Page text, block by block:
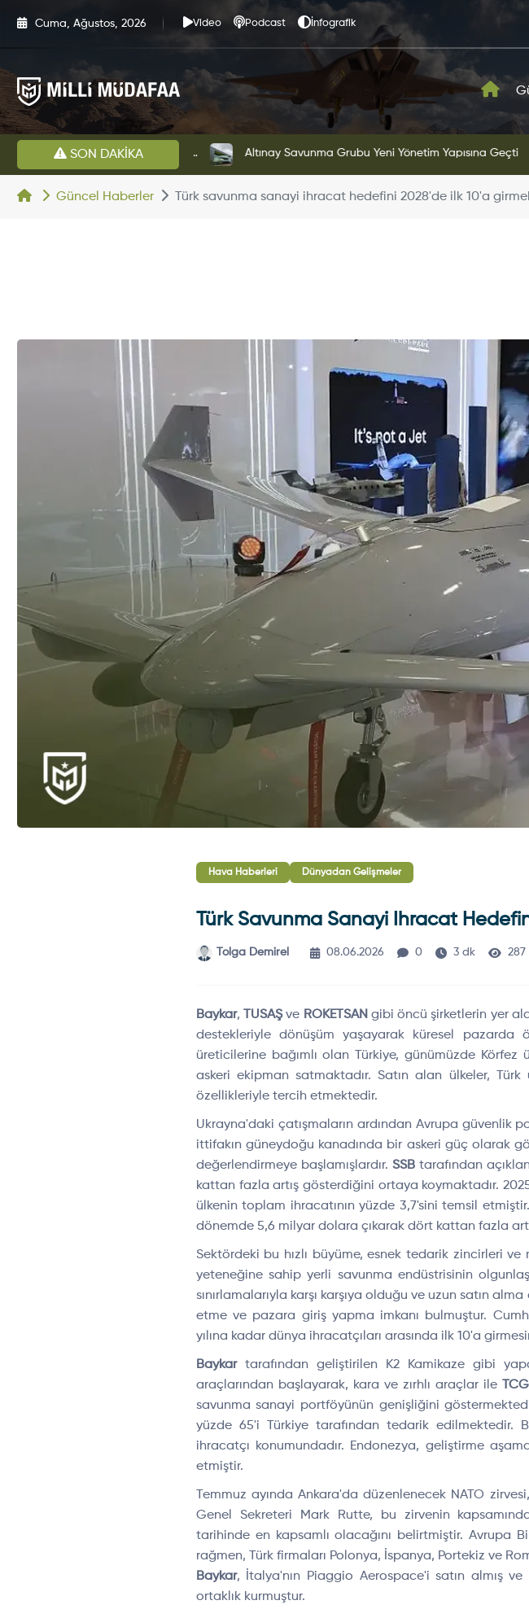
Cuma, Ağustos, 2026 Video Podcast İnfografik
SON DAKİKA Altınay Savunma Grubu Yeni Yönetim Yapısına Geçti
Güncel Haberler Türk savunma sanayi ihracat hedefini 2028'de ilk 10'a
Hava Haberleri Dünyadan Gelişmeler
Türk Savunma Sanayi Ihracat
Tolga Demirel 08.06.2026 0 3 dk 287
Baykar, TUSAŞve ROKETSANgibi öncü şirketlerin yer
destekleriyle dönüşüm yaşayarak küresel
üreticilerine bağımlı olan Türkiye, günümüzde
askeri ekipman satmaktadır. Satın alan ülkeler,
özellikleriyle tercih etmektedir.
Ukrayna'daki çatışmaların ardından Avrupa güvenlik
ittifakın güneydoğu kanadında bir askeri güç olarak
değerlendirmeye başlamışlardır. SSBtarafından
kattan fazla artış gösterdiğini ortaya koymaktadır.
ülkenin toplam ihracatının yüzde 3,7'sini temsil
dönemde 5,6 milyar dolara çıkarak dört kattan fazla
Sektördeki bu hızlı büyüme, esnek tedarik zincirleri
yeteneğine sahip yerli savunma endüstrisinin
sınırlamalarıyla karşı karşıya olduğu ve uzun satın
etme ve pazara giriş yapma imkanı bulmuştur.
yılına kadar dünya ihracatçıları arasında ilk 10'a
Baykartarafından geliştirilen K2 Kamikaze gibi
araçlarından başlayarak, kara ve zırhlı araçlar ile
savunma sanayi portföyünün genişliğini
yüzde 65'i Türkiye tarafından tedarik
ihracatçı konumundadır. Endonezya, geliştirme
etmiştir.
Temmuz ayında Ankara'da düzenlenecek NATO
Genel Sekreteri Mark Rutte, bu zirvenin
tarihinde en kapsamlı olacağını belirtmiştir. Avrupa
rağmen, Türk firmaları Polonya, İspanya, Portekiz ve
Baykar, İtalya'nın Piaggio Aerospace'i satın almış
ortaklık kurmuştur.